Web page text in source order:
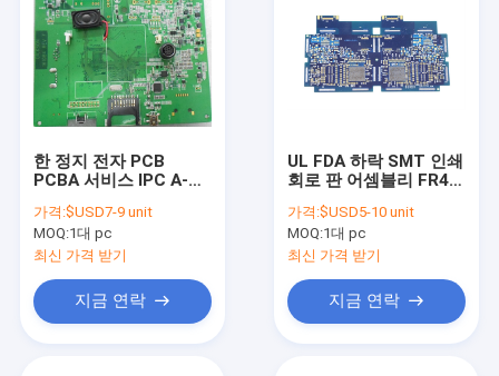
한 정지 전자 PCB
PCBA 서비스 IPC A-
가격:$USD7-9 unit
MOQ:1대 pc
최신 가격 받기
지금 연락
UL FDA 하락 SMT 인쇄
회로 판 어셈블리 FR4
가격:$USD5-10 unit
MOQ:1대 pc
최신 가격 받기
지금 연락